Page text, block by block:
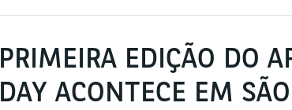
PRIMEIRA EDIÇÃO DO
DAY ACONTECE EM